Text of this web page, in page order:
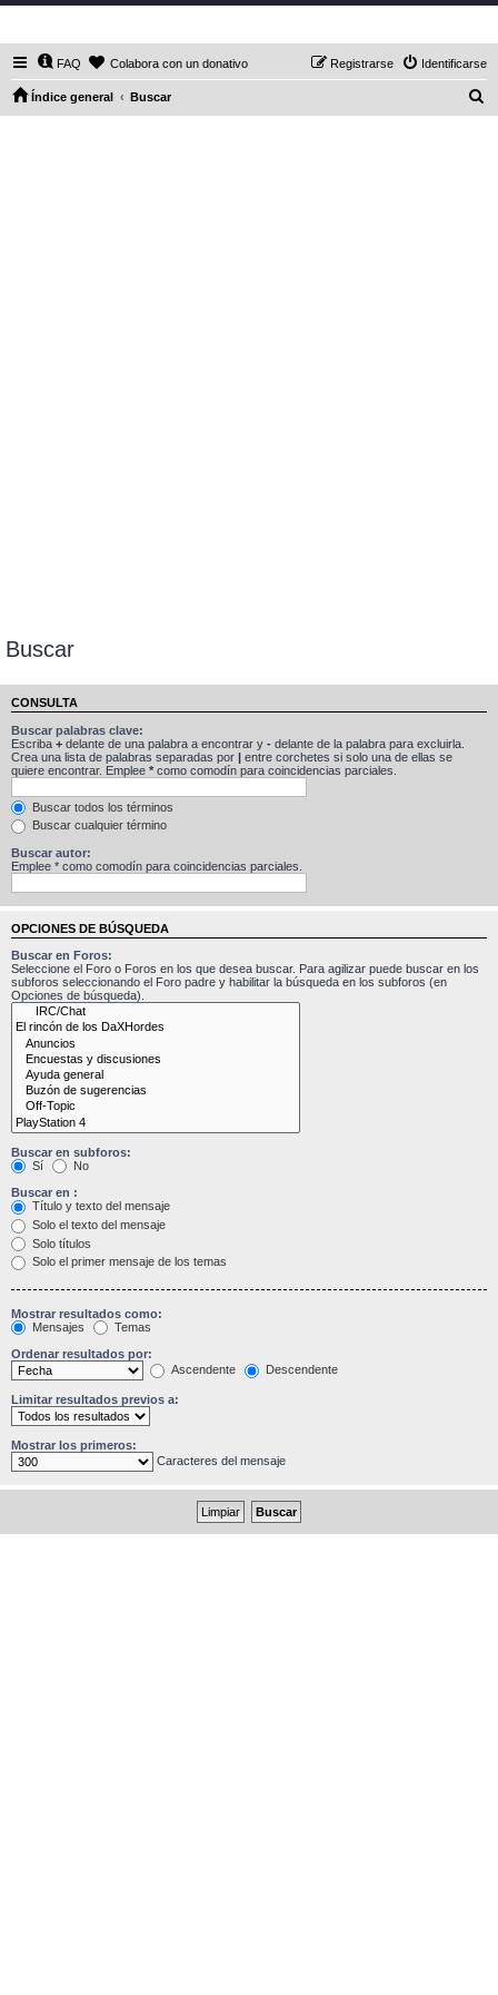
FAQ Colabora con un donativo Identificarse
Registrarse
Índice general Buscar
Buscar
CONSULTA
Buscar palabras clave:
Escriba + delante de una palabra a encontrar y - delante de la palabra para excluirla.
Crea una lista de palabras separadas por | entre corchetes si solo una de ellas se
quiere encontrar. Emplee * como comodín para coincidencias parciales.
Buscar todos los términos
Buscar cualquier término
Buscar autor:
Emplee * como comodín para coincidencias parciales.
OPCIONES DE BÚSQUEDA
Buscar en Foros:
Seleccione el Foro o Foros en los que desea buscar. Para agilizar puede buscar en los
subforos seleccionando el Foro padre y habilitar la búsqueda en los subforos (en
Opciones de búsqueda).
Buscar en subforos:
Sí
No
Buscar en :
Título y texto del mensaje
Solo el texto del mensaje
Solo títulos
Solo el primer mensaje de los temas
Mostrar resultados como:
Mensajes
Temas
Ordenar resultados por:
Ascendente
Descendente
Limitar resultados previos a:
Mostrar los primeros:
Caracteres del mensaje